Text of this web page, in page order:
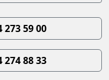
59 00
88 33